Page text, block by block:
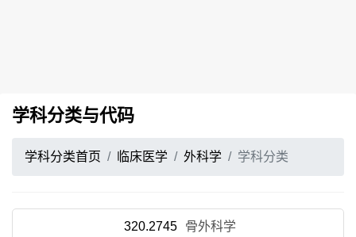
学科分类与代码
学科分类首页 临床医学 外科学 学科分类
320.2745 骨外科学